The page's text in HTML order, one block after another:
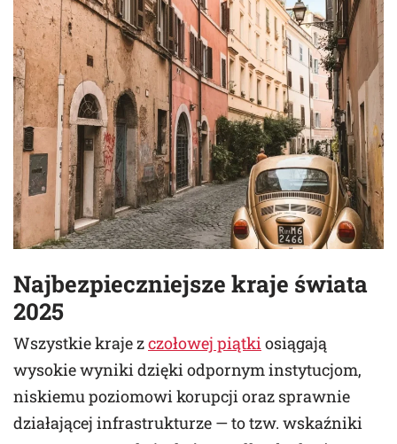
Najbezpieczniejsze kraje świata
2025
Wszystkie kraje zczołowej piątkiosiągają
wysokie wyniki dzięki odpornym instytucjom,
niskiemu poziomowi korupcji oraz sprawnie
działającej infrastrukturze — to tzw. wskaźniki